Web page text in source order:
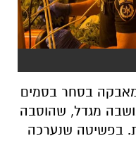
בסחר בסמים
מגדל, שהוסבה
בפשיטה שנערכה